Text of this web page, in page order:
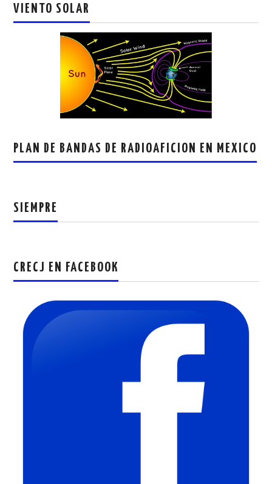
VIENTO SOLAR
PLAN DE BANDAS DE RADIOAFICION EN MEXICO
SIEMPRE
CRECJ EN FACEBOOK